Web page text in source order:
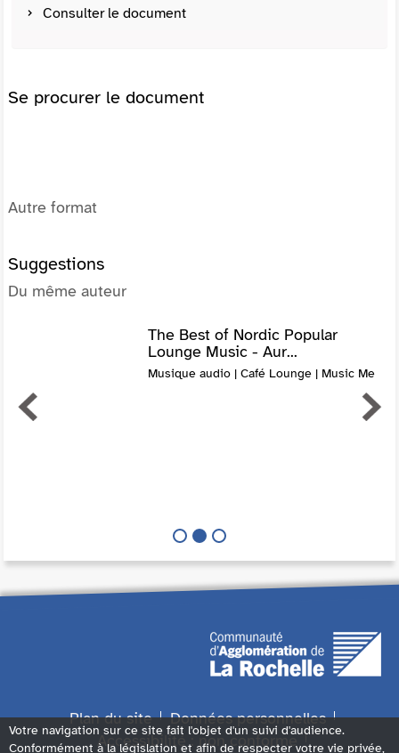
Consulter le document
Se procurer le document
Autre format
Suggestions
Du même auteur
The Best of Nordic Popular
Lounge Music - Aur...
Musique audio | Café Lounge | Music Me
Plan du site
Données personnelles
Accessibilité : non conforme
Votre navigation sur ce site fait l'objet d'un suivi d'audience.
Conformément à la législation et afin de respecter votre vie privée,